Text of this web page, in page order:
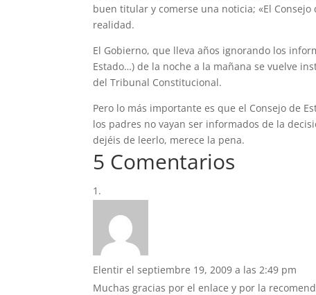
buen titular y comerse una noticia; «El
realidad.
El Gobierno, que lleva años ignorando los
Estado…) de la noche a la mañana se vuelve
del Tribunal Constitucional.
Pero lo más importante es que el Consejo de
los padres no vayan ser informados de la
dejéis de leerlo, merece la pena.
5 Comentarios
Elentir el septiembre 19, 2009 a las 2:49 pm
Muchas gracias por el enlace y por la